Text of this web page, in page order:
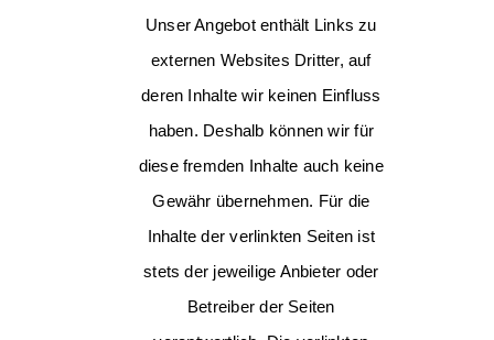
Unser Angebot enthält Links zu
externen Websites Dritter, auf
deren Inhalte wir keinen Einfluss
haben. Deshalb können wir für
diese fremden Inhalte auch keine
Gewähr übernehmen. Für die
Inhalte der verlinkten Seiten ist
stets der jeweilige Anbieter oder
Betreiber der Seiten